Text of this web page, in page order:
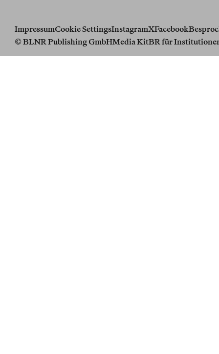
ImpressumCookie SettingsInstagramXFacebook
© BLNR Publishing GmbHMedia KitBR für